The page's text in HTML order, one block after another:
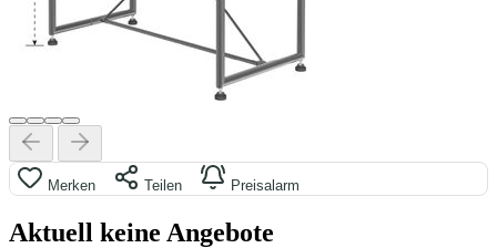
Merken Teilen Preisalarm
Aktuell keine Angebote